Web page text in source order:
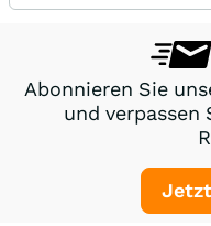
Abonnieren Sie
und verpassen